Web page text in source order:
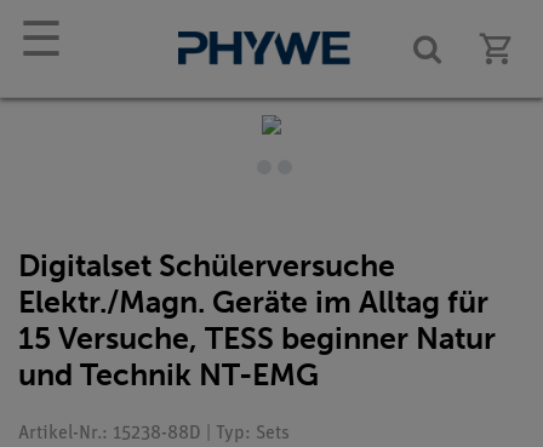
☰
Digitalset Schülerversuche
Elektr./Magn. Geräte im Alltag für
15 Versuche, TESS beginner Natur
und Technik NT-EMG
Artikel-Nr.: 15238-88D | Typ: Sets